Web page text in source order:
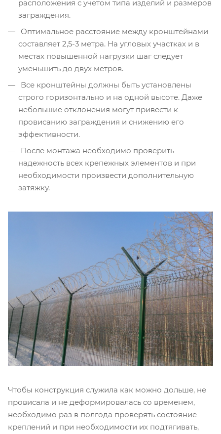
расположения с учетом типа изделий и размеров
заграждения.
Оптимальное расстояние между кронштейнами
составляет 2,5-3 метра. На угловых участках и в
местах повышенной нагрузки шаг следует
уменьшить до двух метров.
Все кронштейны должны быть установлены
строго горизонтально и на одной высоте. Даже
небольшие отклонения могут привести к
провисанию заграждения и снижению его
эффективности.
После монтажа необходимо проверить
надежность всех крепежных элементов и при
необходимости произвести дополнительную
затяжку.
Чтобы конструкция служила как можно дольше, не
провисала и не деформировалась со временем,
необходимо раз в полгода проверять состояние
креплений и при необходимости их подтягивать,